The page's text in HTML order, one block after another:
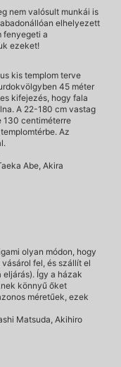
nem valósult munkái is
elhelyezett
fenyegeti a
ezeket!
kis templom terve
45 méter
kifejezés, hogy fala
A 22-180 cm vastag
130 centiméterre
Az
Abe, Akira
olyan módon, hogy
fel, és szállít el
Így a házak
könnyű őket
méretűek, ezek
Matsuda, Akihiro